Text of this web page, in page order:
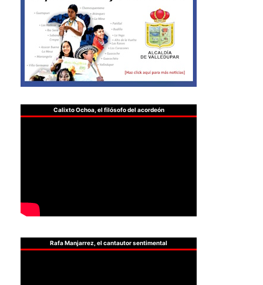
Calixto Ochoa, el filósofo del acordeón
Rafa Manjarrez, el cantautor sentimental